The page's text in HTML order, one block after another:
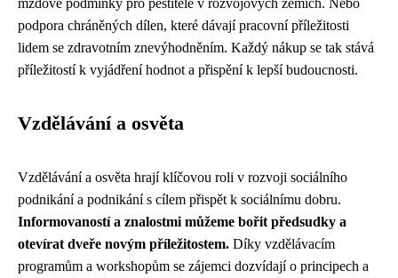
podpora chráněných dílen, které dávají pracovní příležitosti
lidem se zdravotním znevýhodněním. Každý nákup se tak stává
příležitostí k vyjádření hodnot a přispění k lepší budoucnosti.
Vzdělávání a osvěta
Vzdělávání a osvěta hrají klíčovou roli v rozvoji sociálního
podnikání a podnikání s cílem přispět k sociálnímu dobru.
Informovaností a znalostmi můžeme bořit předsudky a
otevírat dveře novým příležitostem. Díky vzdělávacím
programům a workshopům se zájemci dozvídají o principech a